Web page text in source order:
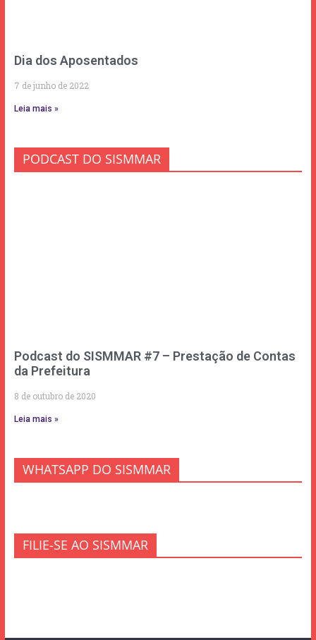
Dia dos Aposentados
7 de junho de 2022
Leia mais »
PODCAST DO SISMMAR
Podcast do SISMMAR #7 – Prestação de Contas
da Prefeitura
8 de outubro de 2020
Leia mais »
WHATSAPP DO SISMMAR
FILIE-SE AO SISMMAR